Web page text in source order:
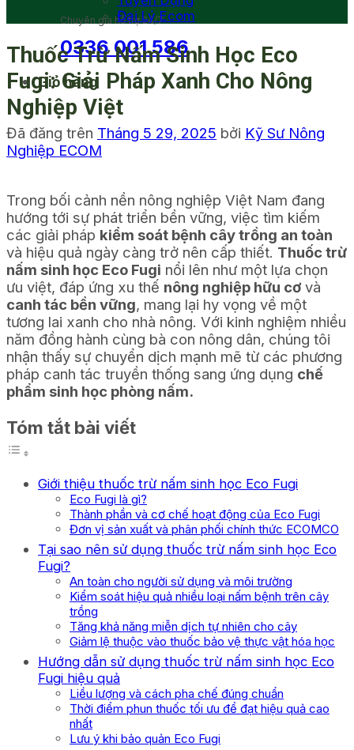
Chuyên gia hỗ trợ 24/7
0336 001 586
Giỏ hàng
Đại Lý Ecom
Thuốc Trừ Nấm Sinh Học Eco
Fugi: Giải Pháp Xanh Cho Nông
Nghiệp Việt
Đã đăng trên Tháng 5 29, 2025 bởi Kỹ Sư Nông
Nghiệp ECOM
Trong bối cảnh nền nông nghiệp Việt Nam đang
hướng tới sự phát triển bền vững, việc tìm kiếm
các giải pháp kiểm soát bệnh cây trồng an toàn
và hiệu quả ngày càng trở nên cấp thiết. Thuốc trừ
nấm sinh học Eco Fugi nổi lên như một lựa chọn
ưu việt, đáp ứng xu thế nông nghiệp hữu cơ và
canh tác bền vững, mang lại hy vọng về một
tương lai xanh cho nhà nông. Với kinh nghiệm nhiều
năm đồng hành cùng bà con nông dân, chúng tôi
nhận thấy sự chuyển dịch mạnh mẽ từ các phương
pháp canh tác truyền thống sang ứng dụng chế
phẩm sinh học phòng nấm.
Tóm tắt bài viết
Giới thiệu thuốc trừ nấm sinh học Eco Fugi
Eco Fugi là gì?
Thành phần và cơ chế hoạt động của Eco Fugi
Đơn vị sản xuất và phân phối chính thức ECOMCO
Tại sao nên sử dụng thuốc trừ nấm sinh học Eco
Fugi?
An toàn cho người sử dụng và môi trường
Kiểm soát hiệu quả nhiều loại nấm bệnh trên cây
trồng
Tăng khả năng miễn dịch tự nhiên cho cây
Giảm lệ thuộc vào thuốc bảo vệ thực vật hóa học
Hướng dẫn sử dụng thuốc trừ nấm sinh học Eco
Fugi hiệu quả
Liều lượng và cách pha chế đúng chuẩn
Thời điểm phun thuốc tối ưu để đạt hiệu quả cao
nhất
Lưu ý khi bảo quản Eco Fugi